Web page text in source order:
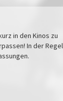
in den Kinos zu
In der Regel